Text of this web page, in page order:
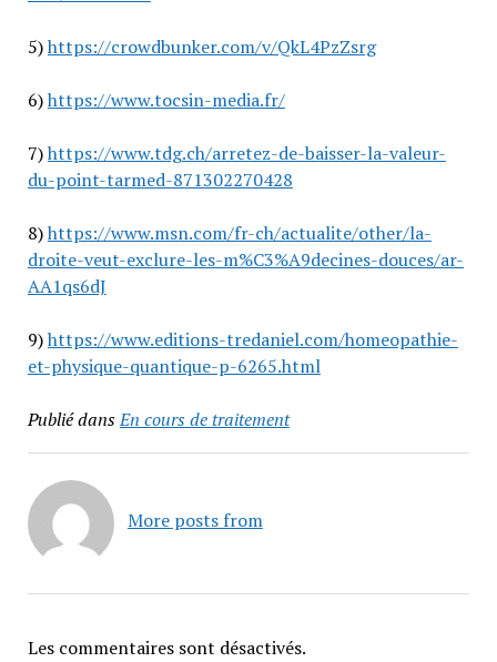
5)https://crowdbunker.com/v/QkL4PzZsrg
6)https://www.tocsin-media.fr/
7)https://www.tdg.ch/arretez-de-baisser-la-valeur-
du-point-tarmed-871302270428
8)https://www.msn.com/fr-ch/actualite/other/la-
droite-veut-exclure-les-m%C3%A9decines-douces/ar-
AA1qs6dJ
9)https://www.editions-tredaniel.com/homeopathie-
et-physique-quantique-p-6265.html
Publié dansEn cours de traitement
More posts from
Les commentaires sont désactivés.